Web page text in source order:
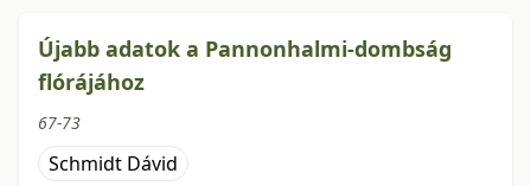
Újabb adatok a Pannonhalmi-dombság
flórájához
67-73
Schmidt Dávid